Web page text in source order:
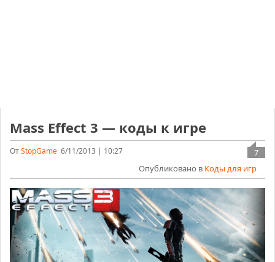
Mass Effect 3 — коды к игре
ОтStopGame 6/11/2013 | 10:27
7
Опубликовано в Коды для игр